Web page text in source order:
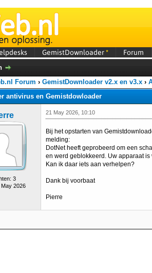
GemistDownloader* Forum
Forum › GemistDownloader v2.x en v3.x ›
antivirus en Gemistdowloader
3
May 2026
21 May 2026, 10:10
Bij het opstarten van
melding:
DotNet heeft geprobeerd om een
en werd geblokkeerd. Uw apparaat is
Kan ik daar iets aan verhelpen?
Dank bij voorbaat
Pierre